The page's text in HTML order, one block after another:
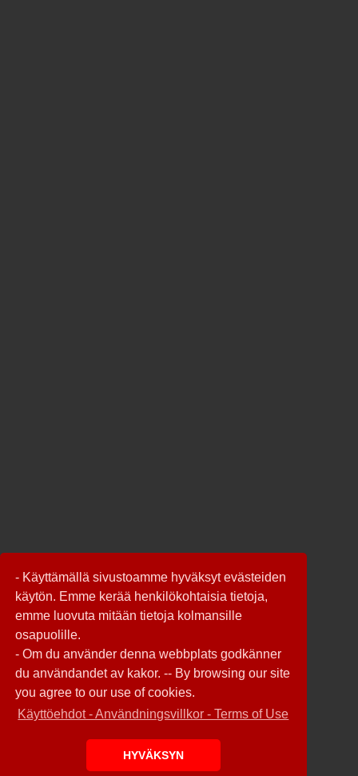
- Käyttämällä sivustoamme hyväksyt evästeiden
käytön. Emme kerää henkilökohtaisia tietoja,
emme luovuta mitään tietoja kolmansille
osapuolille.
- Om du använder denna webbplats godkänner
du användandet av kakor. -- By browsing our site
you agree to our use of cookies.
Käyttöehdot - Användningsvillkor - Terms of Use
HYVÄKSYN